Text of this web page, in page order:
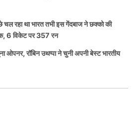
रहा था भारत तभी इस गेंदबाज ने छक्को की
6 विकेट पर 357 रन
ओपनर, रॉबिन उथप्पा ने चुनी अपनी बेस्ट भारतीय